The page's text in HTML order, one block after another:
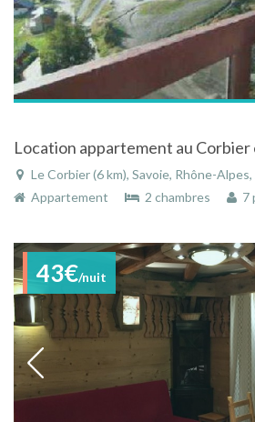
Location appartement au Corbier
Le Corbier (6 km), Savoie, Rhône-Alpes,
Appartement
2 chambres 7
43€/nuit